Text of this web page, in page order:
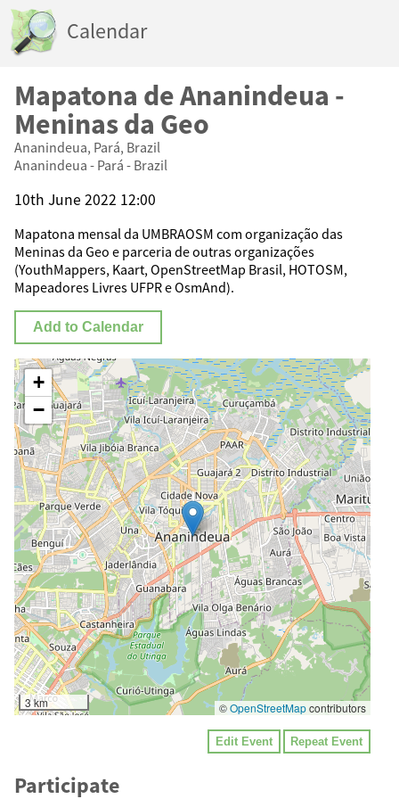
Calendar
Mapatona de Ananindeua -
Meninas da Geo
Ananindeua, Pará, Brazil
Ananindeua - Pará - Brazil
10th June 2022 12:00
Mapatona mensal da UMBRAOSM com organização das
Meninas da Geo e parceria de outras organizações
(YouthMappers, Kaart, OpenStreetMap Brasil, HOTOSM,
Mapeadores Livres UFPR e OsmAnd).
Add to Calendar
+
−
3 km ©OpenStreetMapcontributors
Edit Event Repeat Event
Participate